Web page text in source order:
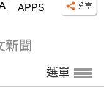
APPS
選單